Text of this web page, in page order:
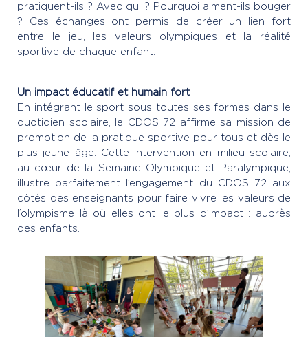
pratiquent-ils ? Avec qui ? Pourquoi aiment-ils bouger
? Ces échanges ont permis de créer un lien fort
entre le jeu, les valeurs olympiques et la réalité
sportive de chaque enfant.
Un impact éducatif et humain fort
En intégrant le sport sous toutes ses formes dans le
quotidien scolaire, le CDOS 72 affirme sa mission de
promotion de la pratique sportive pour tous et dès le
plus jeune âge. Cette intervention en milieu scolaire,
au cœur de la Semaine Olympique et Paralympique,
illustre parfaitement l’engagement du CDOS 72 aux
côtés des enseignants pour faire vivre les valeurs de
l’olympisme là où elles ont le plus d’impact : auprès
des enfants.